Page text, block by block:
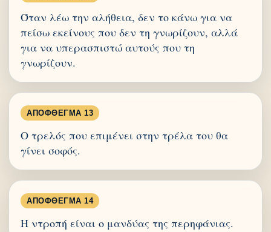
Όταν λέω την αλήθεια, δεν το κάνω για να
πείσω εκείνους που δεν τη γνωρίζουν, αλλά
για να υπερασπιστώ αυτούς που τη
γνωρίζουν.
ΑΠΌΦΘΕΓΜΑ 13
Ο τρελός που επιμένει στην τρέλα του θα
γίνει σοφός.
ΑΠΌΦΘΕΓΜΑ 14
Η ντροπή είναι ο μανδύας της περηφάνιας.